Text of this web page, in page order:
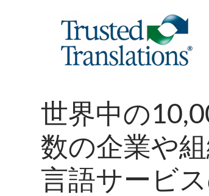
世界中の
数の企業や
言語サービ